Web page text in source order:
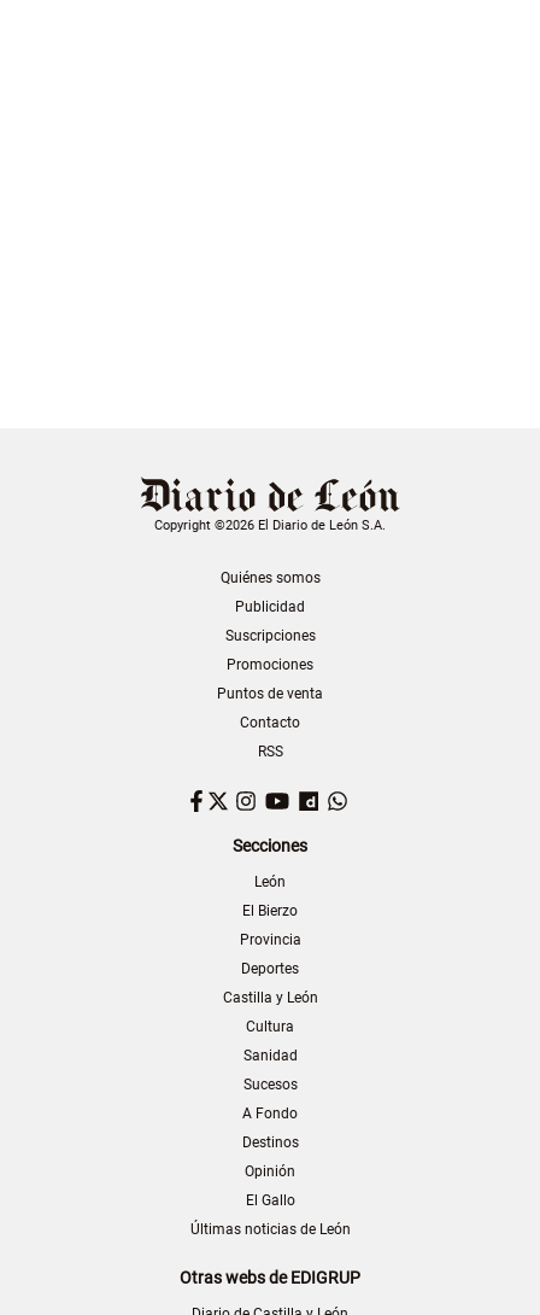
Copyright ©2026 El Diario de León S.A.
Quiénes somos
Publicidad
Suscripciones
Promociones
Puntos de venta
Contacto
RSS
Facebook
TwitterInstagram
YouTubeDailymotion
Secciones
León
El Bierzo
Provincia
Deportes
Castilla y León
Cultura
Sanidad
Sucesos
A Fondo
Destinos
Opinión
El Gallo
Últimas noticias de León
Otras webs de EDIGRUP